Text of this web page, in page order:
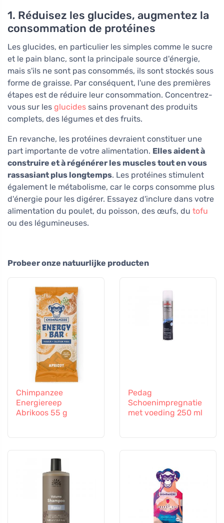
1. Réduisez les glucides, augmentez la
consommation de protéines
Les glucides, en particulier les simples comme le sucre
et le pain blanc, sont la principale source d'énergie,
mais s'ils ne sont pas consommés, ils sont stockés sous
forme de graisse. Par conséquent, l'une des premières
étapes est de réduire leur consommation. Concentrez-
vous sur les glucides sains provenant des produits
complets, des légumes et des fruits.
En revanche, les protéines devraient constituer une
part importante de votre alimentation. Elles aident à
construire et à régénérer les muscles tout en vous
rassasiant plus longtemps. Les protéines stimulent
également le métabolisme, car le corps consomme plus
d'énergie pour les digérer. Essayez d'inclure dans votre
alimentation du poulet, du poisson, des œufs, du tofu
ou des légumineuses.
Probeer onze natuurlijke producten
Chimpanzee
Energiereep
Abrikoos 55 g
Pedag
Schoenimpregnatie
met voeding 250 ml